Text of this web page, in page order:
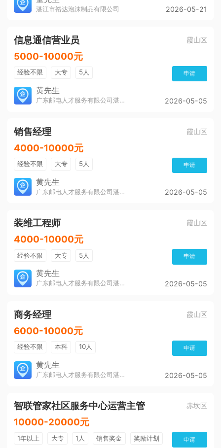
湛江市裕达泡沫制品有限公司 2026-05-21
信息通信营业员 霞山区
5000-10000元
经验不限 大专 5人 申请
黄先生
广东邮电人才服务有限公司湛江分公司 2026-05-05
销售经理 霞山区
4000-10000元
经验不限 大专 5人 申请
黄先生
广东邮电人才服务有限公司湛江分公司 2026-05-05
装维工程师 霞山区
4000-10000元
经验不限 大专 5人 申请
黄先生
广东邮电人才服务有限公司湛江分公司 2026-05-05
商务经理 霞山区
6000-10000元
经验不限 本科 10人 申请
黄先生
广东邮电人才服务有限公司湛江分公司 2026-05-05
智联管家社区服务中心运营主管 赤坎区
10000-20000元
1年以上 大专 1人 销售奖金
奖励计划
申请